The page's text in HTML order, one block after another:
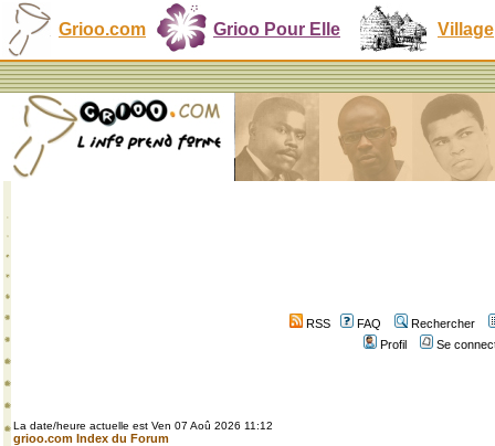
Grioo.com Grioo Pour Elle Village
RSS FAQ
Rechercher
Profil
Se
La date/heure actuelle est Ven 07 Aoû 2026 11:12
grioo.com Index du Forum